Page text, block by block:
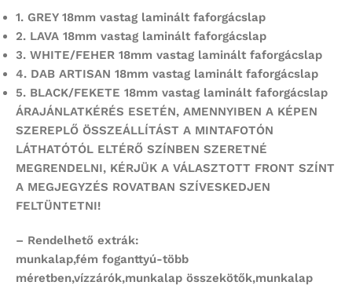
1. GREY 18mm vastag laminált faforgácslap
2. LAVA 18mm vastag laminált faforgácslap
3. WHITE/FEHER 18mm vastag laminált faforgácslap
4. DAB ARTISAN 18mm vastag laminált faforgácslap
5. BLACK/FEKETE 18mm vastag laminált faforgácslap
ÁRAJÁNLATKÉRÉS ESETÉN, AMENNYIBEN A KÉPEN
SZEREPLŐ ÖSSZEÁLLÍTÁST A MINTAFOTÓN
LÁTHATÓTÓL ELTÉRŐ SZÍNBEN SZERETNÉ
MEGRENDELNI, KÉRJÜK A VÁLASZTOTT FRONT SZÍNT
A MEGJEGYZÉS ROVATBAN SZÍVESKEDJEN
FELTÜNTETNI!
– Rendelhető extrák:
munkalap,fém foganttyú-több
méretben,vízzárók,munkalap összekötők,munkalap